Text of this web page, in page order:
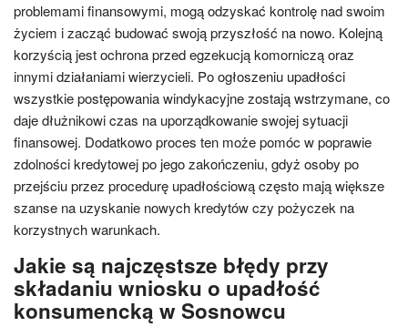
problemami finansowymi, mogą odzyskać kontrolę nad swoim
życiem i zacząć budować swoją przyszłość na nowo. Kolejną
korzyścią jest ochrona przed egzekucją komorniczą oraz
innymi działaniami wierzycieli. Po ogłoszeniu upadłości
wszystkie postępowania windykacyjne zostają wstrzymane, co
daje dłużnikowi czas na uporządkowanie swojej sytuacji
finansowej. Dodatkowo proces ten może pomóc w poprawie
zdolności kredytowej po jego zakończeniu, gdyż osoby po
przejściu przez procedurę upadłościową często mają większe
szanse na uzyskanie nowych kredytów czy pożyczek na
korzystnych warunkach.
Jakie są najczęstsze błędy przy
składaniu wniosku o upadłość
konsumencką w Sosnowcu